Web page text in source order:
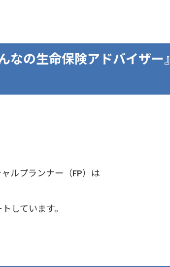
の生命保険アドバイザー』
ルプランナー（FP）は
しています。